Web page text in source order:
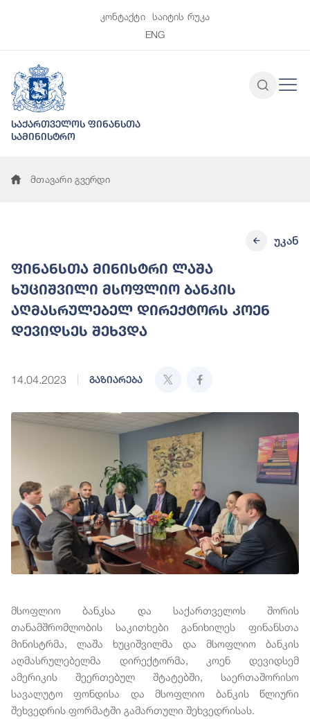
კონტაქტი
საიტის რუკა
ENG
საქართველოს ფინანსთა
სამინისტრო
მთავარი გვერდი
ფინანსთა მინისტრი ლაშა
ხუციშვილი მსოფლიო ბანკის
აღმასრულებელ დირექტორს კოენ
დევიდსეს შეხვდა
14.04.2023 გაზიარება
უკან
მსოფლიო ბანკსა და საქართველოს შორის
თანამშრომლობის საკითხები განიხილეს ფინანსთა
მინისტრმა, ლაშა ხუციშვილმა და მსოფლიო ბანკის
აღმასრულებელმა დირექტორმა, კოენ დევიდსემ
ამერიკის შეერთებულ შტატებში, საერთაშორისო
სავალუტო ფონდისა და მსოფლიო ბანკის წლიური
შეხვედრის ფორმატში გამართული შეხვედრისას.